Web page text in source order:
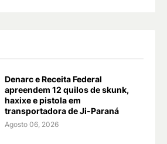
Denarc e Receita Federal
apreendem 12 quilos de skunk,
haxixe e pistola em
transportadora de Ji-Paraná
Agosto 06, 2026